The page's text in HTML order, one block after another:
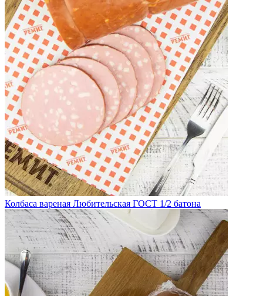
Колбаса вареная Любительская ГОСТ 1/2 батона